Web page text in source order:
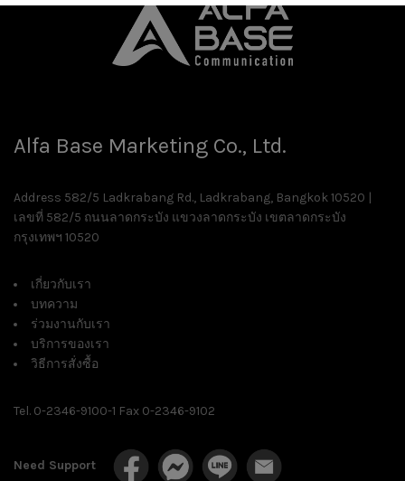
Alfa Base Marketing Co., Ltd.
Address 582/5 Ladkrabang Rd., Ladkrabang, Bangkok 10520 |
เลขที่ 582/5 ถนนลาดกระบัง แขวงลาดกระบัง เขตลาดกระบัง
กรุงเทพฯ 10520
เกี่ยวกับเรา
บทความ
ร่วมงานกับเรา
บริการของเรา
วิธีการสั่งซื้อ
Tel. 0-2346-9100-1 Fax 0-2346-9102
Need Support